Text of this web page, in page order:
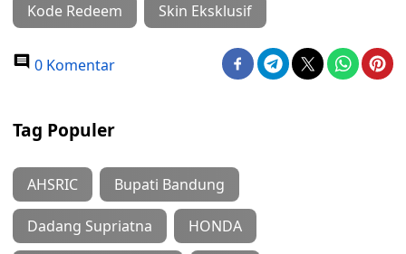
Kode Redeem Skin Eksklusif
0 Komentar
Tag Populer
AHSRIC Bupati Bandung
Dadang Supriatna HONDA